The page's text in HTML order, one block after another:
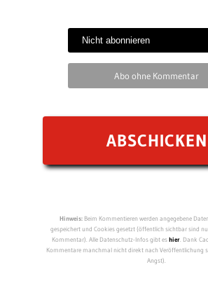
Abo ohne Kommentar
Hinweis:Beim Kommentieren werden angegebene
gespeichert und Cookies gesetzt (öffentlich sichtbar sind
Kommentar). Alle Datenschutz-Infos gibt eshier. Dank
Kommentare manchmal nicht direkt nach Veröffentlichung
Angst).